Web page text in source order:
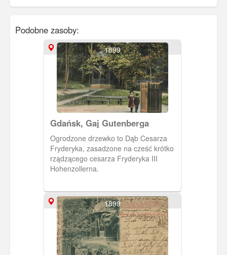
Podobne zasoby:
1899
Gdańsk, Gaj Gutenberga
Ogrodzone drzewko to Dąb Cesarza
Fryderyka, zasadzone na cześć krótko
rządzącego cesarza Fryderyka III
Hohenzollerna.
1899